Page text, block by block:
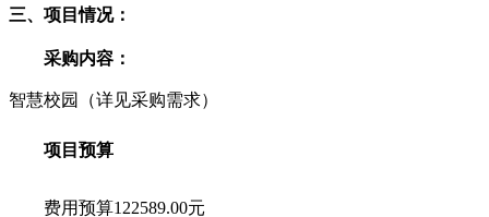
三、 项目情况：
采购内容：
智慧校园（详见采购需求）
项目预算
费用预算122589.00元